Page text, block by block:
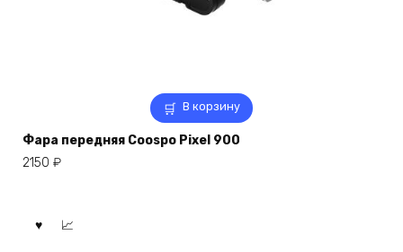
В корзину
Фара передняя Coospo Pixel 900
2150 ₽